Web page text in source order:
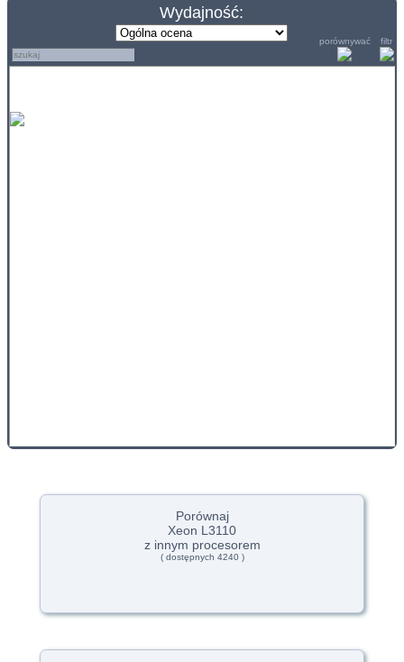
Wydajność:
porównywać filtr
Porównaj
Xeon L3110
z innym procesorem
( dostępnych 4240 )